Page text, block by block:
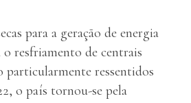
para a geração de energia
resfriamento de centrais
particularmente ressentidos
o país tornou-se pela